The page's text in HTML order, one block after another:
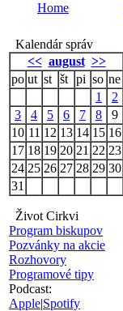
Home
Kalendár správ
<< august >>
po ut st št pi so ne
1
2
3
4 5 6 7 8
9
10 11 12 13 14 15 16
17 18 19 20 21 22 23
24 25 26 27 28 29 30
31
Život Cirkvi
Program biskupov
Pozvánky na akcie
Rozhovory
Programové tipy
Podcast:
Apple|Spotify